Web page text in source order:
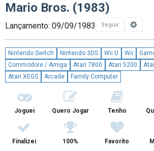
Mario Bros. (1983)
Lançamento: 09/09/1983 Seguir
Nintendo Switch Nintendo 3DS Wii U Wii
Commodore / Amiga
Atari 7800 Atari 5200
Atari XEGS
Arcade Family Computer
Joguei Quero Jogar Tenho
Finalizei 100% Favorito